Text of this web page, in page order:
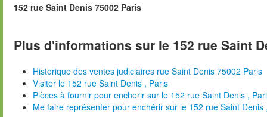
152 rue Saint Denis 75002 Paris
Plus d'informations sur le 152 rue Saint
Historique des ventes judiciaires rue Saint Denis 75002 Paris
Visiter le 152 rue Saint Denis , Paris
Pièces à fournir pour encherir sur le 152 rue Saint Denis ,
Me faire représenter pour enchérir sur le 152 rue Saint Denis